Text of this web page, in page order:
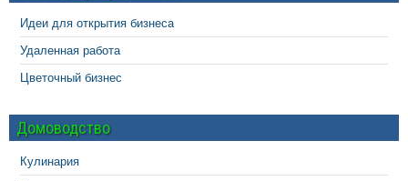
Идеи для открытия бизнеса
Удаленная работа
Цветочный бизнес
Домоводство
Кулинария